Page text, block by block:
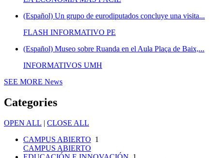
(Español) Un grupo de eurodiputados concluye una visita...
FLASH INFORMATIVO PE
(Español) Museo sobre Ruanda en el Aula Plaça de Baix,...
INFORMATIVOS UMH
SEE MORE News
Categories
OPEN ALL | CLOSE ALL
CAMPUS ABIERTO 1
CAMPUS ABIERTO